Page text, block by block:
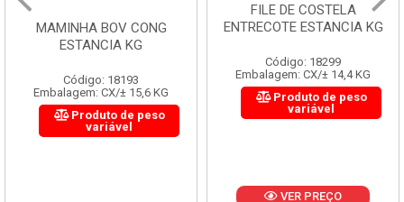
MAMINHA BOV CONG
ESTANCIA KG
Código: 18193
Embalagem: CX/± 15,6 KG
Produto de peso
variável
FILE DE COSTELA
ENTRECOTE ESTANCIA KG
Código: 18299
Embalagem: CX/± 14,4 KG
Produto de peso
variável
VER PREÇO